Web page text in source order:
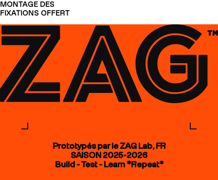
MONTAGE DES
FIXATIONS OFFERT
Prototypés par le ZAG Lab, FR
SAISON 2025-2026
Build - Test - Learn *Repeat*